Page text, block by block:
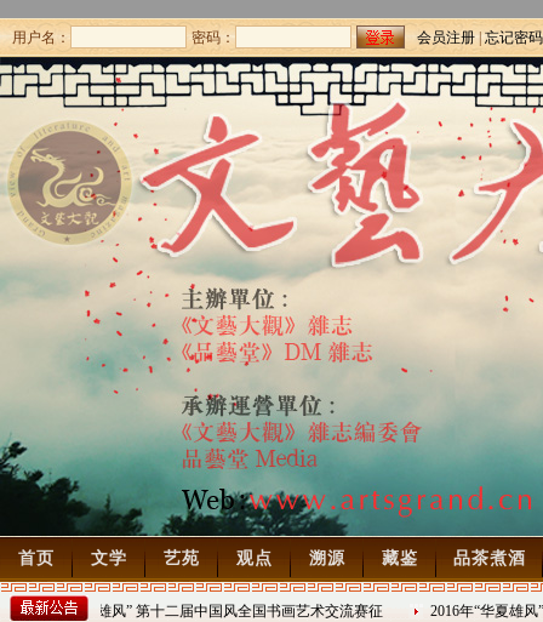
用户名： 密码： 会员注册|忘记密码
首页 文学 艺苑 观点 溯源 藏鉴 品茶煮酒
2022年“华夏雄风” 第十二届中国风全国书画艺术交流赛征
2016年“华夏雄风”